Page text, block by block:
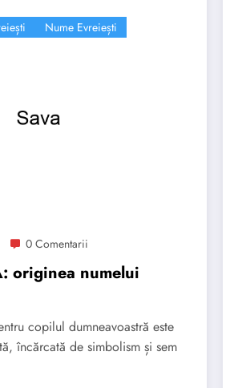
Nume Evreiești
0 Comentarii
originea numelui
copilul dumneavoastră este
încărcată de simbolism și sem